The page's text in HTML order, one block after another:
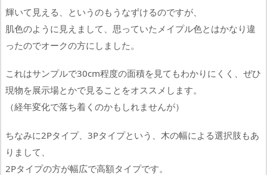
輝いて見える、というのもうなずけるのですが、
肌色のように見えまして、思っていたメイプル色とはかなり違
ったのでオークの方にしました。
これはサンプルで30cm程度の面積を見てもわかりにくく、ぜひ
現物を展示場とかで見ることをオススメします。
（経年変化で落ち着くのかもしれませんが）
ちなみに2Pタイプ、3Pタイプという、木の幅による選択肢もあ
りまして、
2Pタイプの方が幅広で高額タイプです。